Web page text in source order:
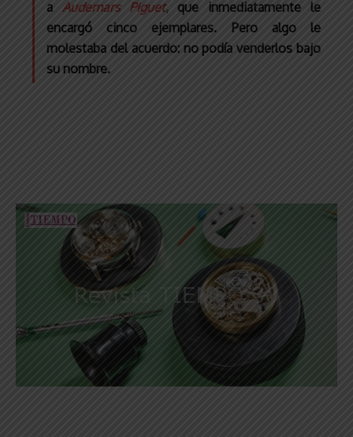
a Audemars Piguet,que inmediatamente le
encargó cinco ejemplares. Pero algo le
molestaba del acuerdo: no podía venderlos bajo
su nombre.